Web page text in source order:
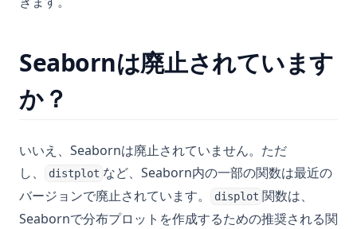
Seabornは廃止されています
か？
いいえ、Seabornは廃止されていません。ただ
し、
distplot など、Seaborn内の一部の関数は最近の
バージョンで廃止されています。
displot 関数は、
Seabornで分布プロットを作成するための推奨される関